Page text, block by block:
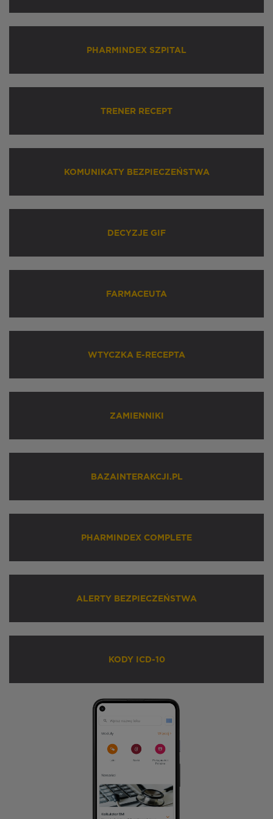
PHARMINDEX SZPITAL
TRENER RECEPT
KOMUNIKATY BEZPIECZEŃSTWA
DECYZJE GIF
FARMACEUTA
WTYCZKA E-RECEPTA
ZAMIENNIKI
BAZAINTERAKCJI.PL
PHARMINDEX COMPLETE
ALERTY BEZPIECZEŃSTWA
KODY ICD-10